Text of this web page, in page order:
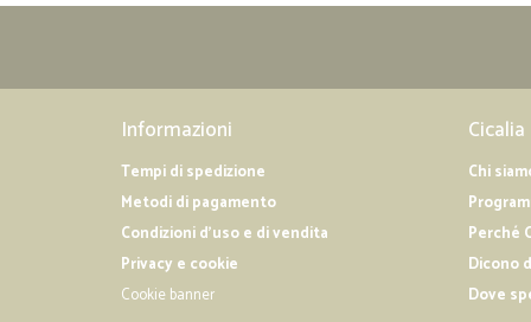
Informazioni
Tempi di spedizione
Metodi di pagamento
Condizioni d'uso e di vendita
Privacy e cookie
Cookie banner
Cicalia
Chi
Perché
Dicono
Dove